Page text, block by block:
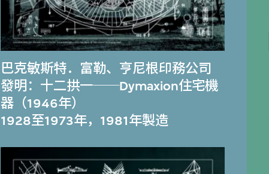
巴克敏斯特．富勒、 亨尼根印務公司
發明：十二拱一──Dymaxion住宅機
器（1946年）
1928至1973年，1981年製造